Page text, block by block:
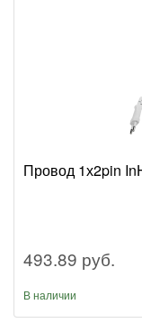
Провод 1х2pin
493.89 руб.
В наличии